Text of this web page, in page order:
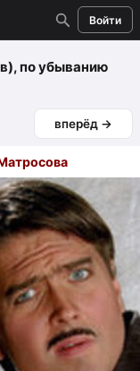
Войти
, по убыванию
вперёд →